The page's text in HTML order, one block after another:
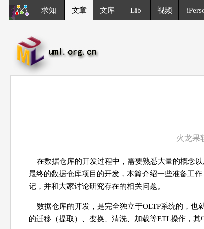
求知 文章 文库 Lib 视频
火龙果
在数据仓库的开发过程中，需要熟悉大量的概念
最终的数据仓库项目的开发，本篇介绍一些准备工
记，并和大家讨论研究存在的相关问题。
数据仓库的开发，是完全独立于OLTP系统的，
的迁移（提取）、变换、清洗、加载等ETL操作，其